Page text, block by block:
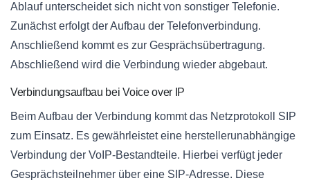
Ablauf unterscheidet sich nicht von sonstiger Telefonie.
Zunächst erfolgt der Aufbau der Telefonverbindung.
Anschließend kommt es zur Gesprächsübertragung.
Abschließend wird die Verbindung wieder abgebaut.
Verbindungsaufbau bei Voice over IP
Beim Aufbau der Verbindung kommt das Netzprotokoll SIP
zum Einsatz. Es gewährleistet eine herstellerunabhängige
Verbindung der VoIP-Bestandteile. Hierbei verfügt jeder
Gesprächsteilnehmer über eine SIP-Adresse. Diese